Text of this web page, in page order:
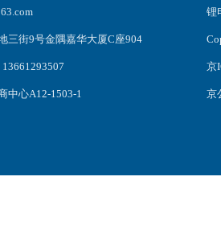
三街9号金隅嘉华大厦C座904
中心A12-1503-1
锂
京
京